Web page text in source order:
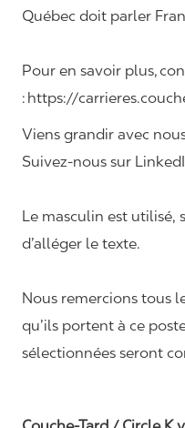
Québec doit parler
Pour en savoir plus,
: https://
Viens grandir avec
Suivez-nous sur
Le masculin est utilisé,
d’alléger le texte.
Nous remercions tous
qu’ils portent à ce
sélectionnées seront